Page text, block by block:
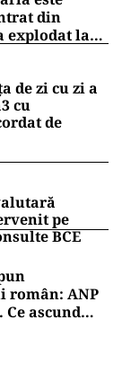
din
explodat la
de zi cu zi a
cu
de
pe
BCE
ANP
ascund